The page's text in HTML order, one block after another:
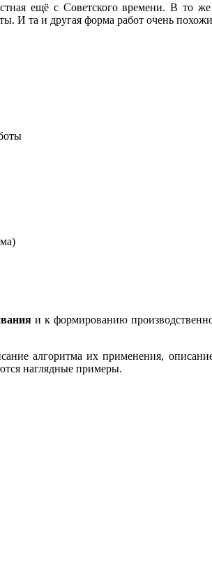
ещё с Советского времени. В то
И та и другая форма работ очень
и к формированию
алгоритма их применения,
наглядные примеры.